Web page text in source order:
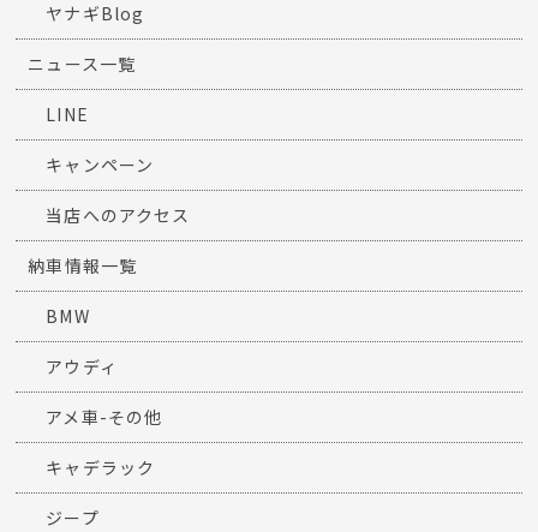
ヤナギBlog
ニュース一覧
LINE
キャンペーン
当店へのアクセス
納車情報一覧
BMW
アウディ
アメ車-その他
キャデラック
ジープ